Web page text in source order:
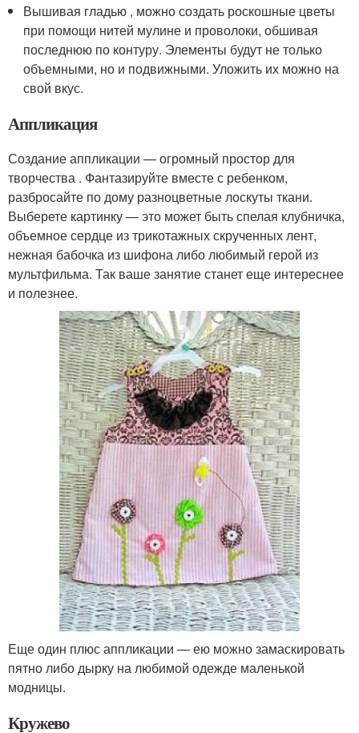
Вышивая гладью , можно создать роскошные цветы
при помощи нитей мулине и проволоки, обшивая
последнюю по контуру. Элементы будут не только
объемными, но и подвижными. Уложить их можно на
свой вкус.
Аппликация
Создание аппликации — огромный простор для
творчества . Фантазируйте вместе с ребенком,
разбросайте по дому разноцветные лоскуты ткани.
Выберете картинку — это может быть спелая клубничка,
объемное сердце из трикотажных скрученных лент,
нежная бабочка из шифона либо любимый герой из
мультфильма. Так ваше занятие станет еще интереснее
и полезнее.
Еще один плюс аппликации — ею можно замаскировать
пятно либо дырку на любимой одежде маленькой
модницы.
Кружево